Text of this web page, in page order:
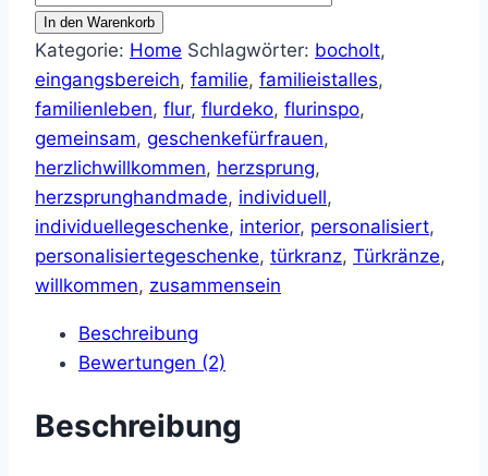
Willkommen
bei
Familie
(plus
Vornamen)
Menge
In den Warenkorb
Kategorie: Home Schlagwörter: bocholt,
eingangsbereich, familie, familieistalles,
familienleben, flur, flurdeko, flurinspo,
gemeinsam, geschenkefürfrauen,
herzlichwillkommen, herzsprung,
herzsprunghandmade, individuell,
individuellegeschenke, interior, personalisiert,
personalisiertegeschenke, türkranz, Türkränze,
willkommen, zusammensein
Beschreibung
Bewertungen (2)
Beschreibung